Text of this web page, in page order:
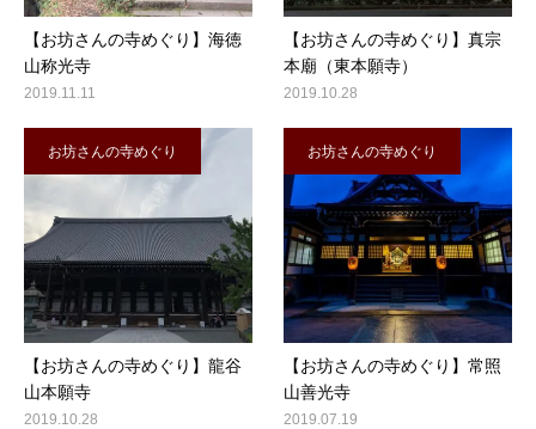
【お坊さんの寺めぐり】海徳
山称光寺
2019.11.11
【お坊さんの寺めぐり】真宗
本廟（東本願寺）
2019.10.28
お坊さんの寺めぐり
【お坊さんの寺めぐり】龍谷
山本願寺​
2019.10.28
お坊さんの寺めぐり
【お坊さんの寺めぐり】常照
山善光寺
2019.07.19